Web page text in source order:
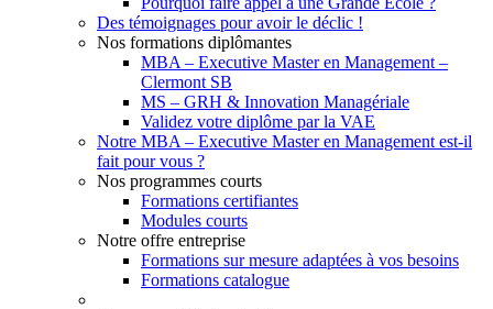
Des témoignages pour avoir le déclic !
Nos formations diplômantes
MBA – Executive Master en Management –
Clermont SB
MS – GRH & Innovation Managériale
Validez votre diplôme par la VAE
Notre MBA – Executive Master en Management est-il
fait pour vous ?
Nos programmes courts
Formations certifiantes
Modules courts
Notre offre entreprise
Formations sur mesure adaptées à vos besoins
Formations catalogue